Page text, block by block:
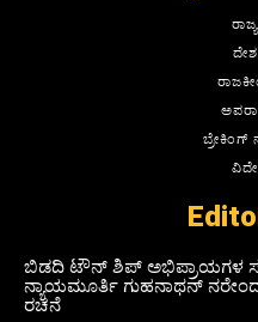
ರಾಜ್ಯ
ದೇಶ
ಬ್ರೇಕಿಂಗ್
ಬಿಡದಿ ಟೌನ್ ಶಿಪ್ ಅಭಿಪ್ರಾಯಗಳ
ನ್ಯಾಯಮೂರ್ತಿ ಗುಹನಾಥನ್
ರಚನೆ